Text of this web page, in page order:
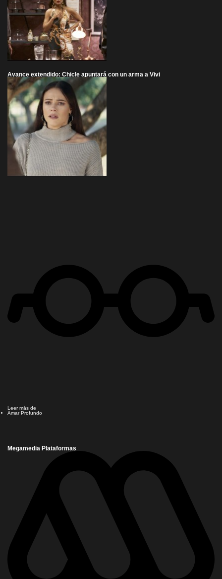
Avance extendido: Chicle apuntará con un arma a Vivi
Leer más de
Amar Profundo
Megamedia Plataformas